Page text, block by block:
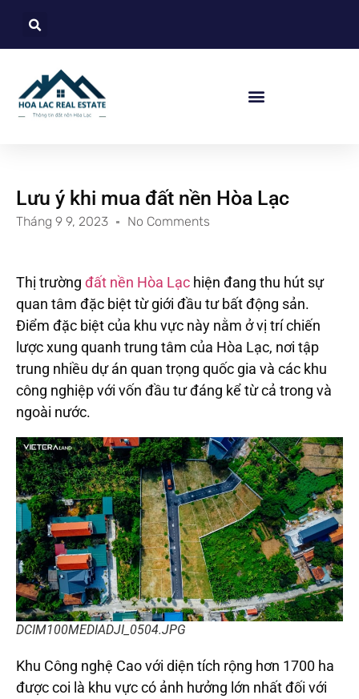
Lưu ý khi mua đất nền Hòa Lạc
Tháng 9 9, 2023 No Comments
Thị trường đất nền Hòa Lạc hiện đang thu hút sự
quan tâm đặc biệt từ giới đầu tư bất động sản.
Điểm đặc biệt của khu vực này nằm ở vị trí chiến
lược xung quanh trung tâm của Hòa Lạc, nơi tập
trung nhiều dự án quan trọng quốc gia và các khu
công nghiệp với vốn đầu tư đáng kể từ cả trong và
ngoài nước.
DCIM100MEDIADJI_0504.JPG
Khu Công nghệ Cao với diện tích rộng hơn 1700 ha
được coi là khu vực có ảnh hưởng lớn nhất đối với